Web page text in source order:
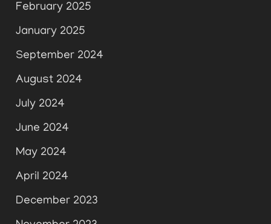
February 2025
January 2025
September 2024
August 2024
July 2024
June 2024
May 2024
April 2024
December 2023